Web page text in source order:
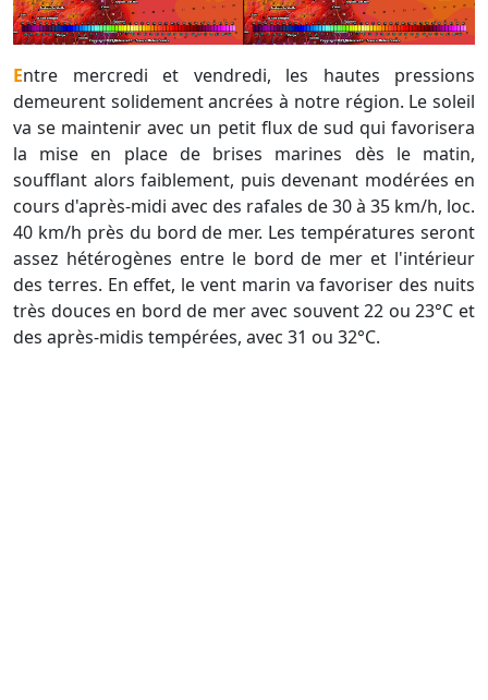
Entre mercredi et vendredi, les hautes pressions
demeurent solidement ancrées à notre région. Le soleil
va se maintenir avec un petit flux de sud qui favorisera
la mise en place de brises marines dès le matin,
soufflant alors faiblement, puis devenant modérées en
cours d'après-midi avec des rafales de 30 à 35 km/h, loc.
40 km/h près du bord de mer. Les températures seront
assez hétérogènes entre le bord de mer et l'intérieur
des terres. En effet, le vent marin va favoriser des nuits
très douces en bord de mer avec souvent 22 ou 23°C et
des après-midis tempérées, avec 31 ou 32°C.